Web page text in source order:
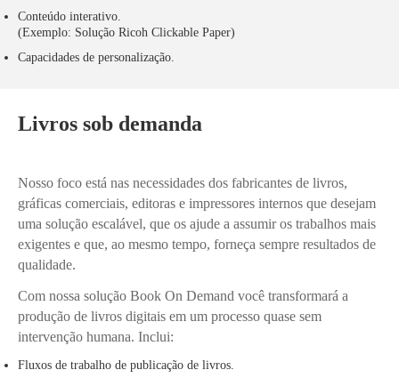
Conteúdo interativo.
(Exemplo: Solução Ricoh Clickable Paper)
Capacidades de personalização.
Livros sob demanda
Nosso foco está nas necessidades dos fabricantes de livros,
gráficas comerciais, editoras e impressores internos que desejam
uma solução escalável, que os ajude a assumir os trabalhos mais
exigentes e que, ao mesmo tempo, forneça sempre resultados de
qualidade.
Com nossa solução Book On Demand você transformará a
produção de livros digitais em um processo quase sem
intervenção humana. Inclui:
Fluxos de trabalho de publicação de livros.